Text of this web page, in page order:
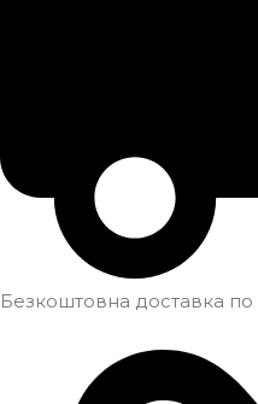
Безкоштовна доставка по